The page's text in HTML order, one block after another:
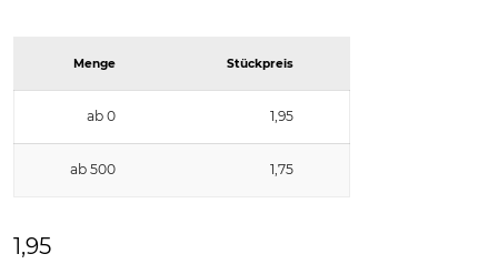
Menge Stückpreis
ab 0 1,95
ab 500 1,75
1,95